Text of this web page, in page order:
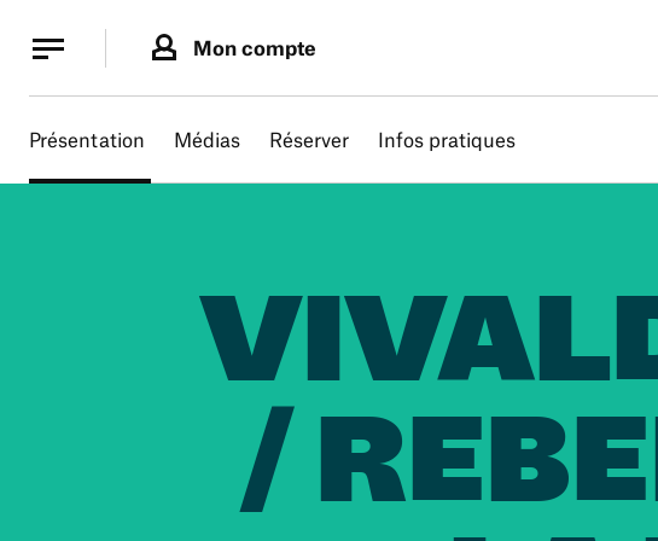
Mon compte
Présentation Médias Réserver Infos pratiques
/